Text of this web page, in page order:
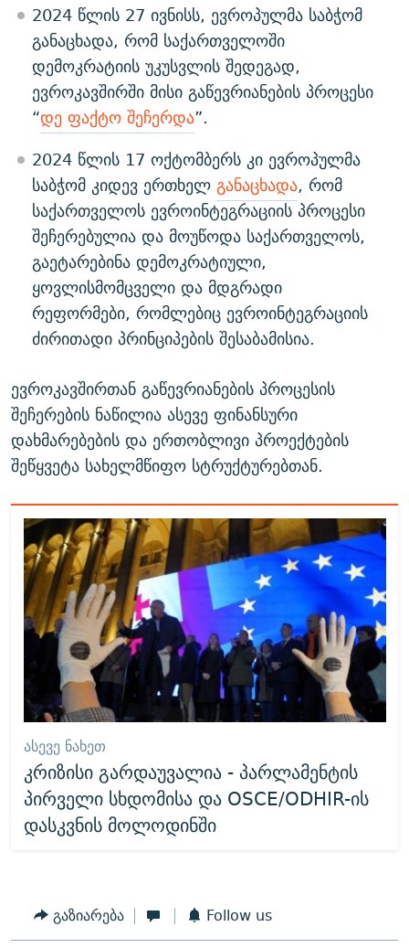
2024 წლის 27 ივნისს, ევროპულმა საბჭომ
განაცხადა, რომ საქართველოში
დემოკრატიის უკუსვლის შედეგად,
ევროკავშირში მისი გაწევრიანების პროცესი
“დე ფაქტო შეჩერდა”.
2024 წლის 17 ოქტომბერს კი ევროპულმა
საბჭომ კიდევ ერთხელგანაცხადა, რომ
საქართველოს ევროინტეგრაციის პროცესი
შეჩერებულია და მოუწოდა საქართველოს,
გაეტარებინა დემოკრატიული,
ყოვლისმომცველი და მდგრადი
რეფორმები, რომლებიც ევროინტეგრაციის
ძირითადი პრინციპების შესაბამისია.
ევროკავშირთან გაწევრიანების პროცესის
შეჩერების ნაწილია ასევე ფინანსური
დახმარებების და ერთობლივი პროექტების
შეწყვეტა სახელმწიფო სტრუქტურებთან.
ᲐᲡᲔᲕᲔ ᲜᲐᲮᲔᲗ
კრიზისი გარდაუვალია - პარლამენტის
პირველი სხდომისა და OSCE/ODHIR-ის
დასკვნის მოლოდინში
გაზიარება Follow us